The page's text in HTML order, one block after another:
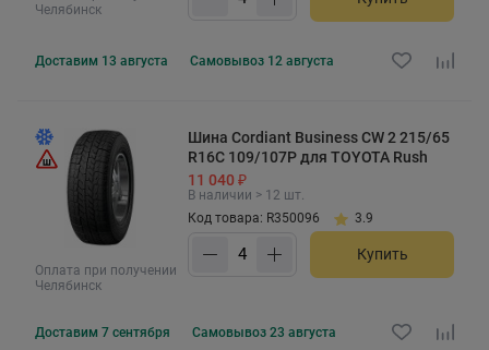
Челябинск
Доставим 13 августа Самовывоз 12 августа
Оплата при получении
Челябинск
Шина Cordiant Business CW 2 215/65
R16C 109/107P для TOYOTA Rush
11 040 ₽
В наличии > 12 шт.
Код товара: R350096
3.9
Купить
Доставим 7 сентября Самовывоз 23 августа